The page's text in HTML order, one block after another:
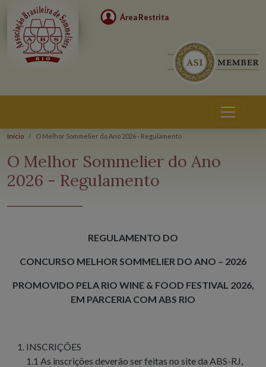
Área Restrita
Início O Melhor Sommelier do Ano 2026 - Regulamento
O Melhor Sommelier do Ano
2026 - Regulamento
REGULAMENTO DO
CONCURSO MELHOR SOMMELIER DO ANO – 2026
PROMOVIDO PELA RIO WINE & FOOD FESTIVAL 2026,
EM PARCERIA COM ABS RIO
INSCRIÇÕES
1.1 As inscrições deverão ser feitas no site da ABS-RJ,